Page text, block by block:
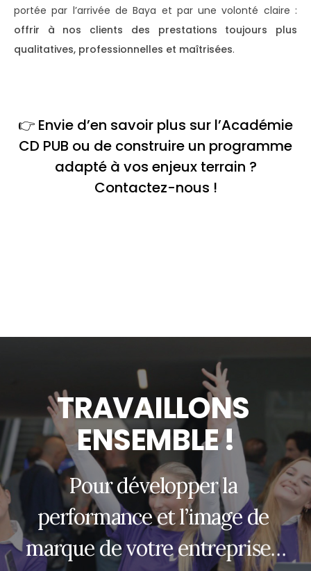
portée par l’arrivée de Baya et par une volonté claire :
offrir à nos clients des prestations toujours plus
qualitatives, professionnelles et maîtrisées.
👉 Envie d’en savoir plus sur l’Académie
CD PUB ou de construire un programme
adapté à vos enjeux terrain ?
Contactez-nous !
TRAVAILLONS
ENSEMBLE!
Pourdévelopperla
performanceetl’image de
marquede votreentreprise…